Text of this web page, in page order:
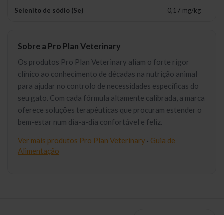
Selenito de sódio (Se) 0,17 mg/kg
Sobre a Pro Plan Veterinary
Os produtos Pro Plan Veterinary aliam o forte rigor
clínico ao conhecimento de décadas na nutrição animal
para ajudar no controlo de necessidades específicas do
seu gato. Com cada fórmula altamente calibrada, a marca
oferece soluções terapêuticas que procuram estender o
bem-estar num dia-a-dia confortável e feliz.
Ver mais produtos Pro Plan Veterinary · Guia de
Alimentação